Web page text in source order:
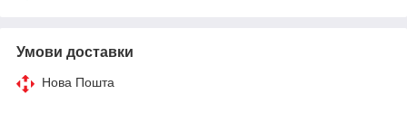
Умови доставки
Нова Пошта